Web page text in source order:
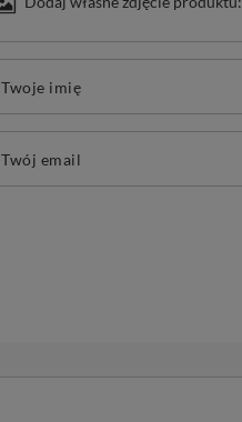
Twoje imię
Twój email